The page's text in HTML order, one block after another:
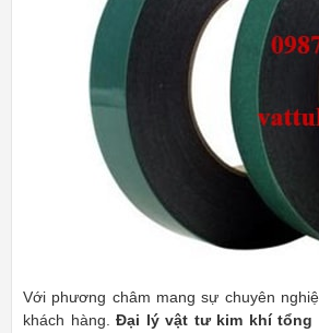
Với phương châm mang sự chuyên
khách hàng. Đại lý vật tư kim khí tổng